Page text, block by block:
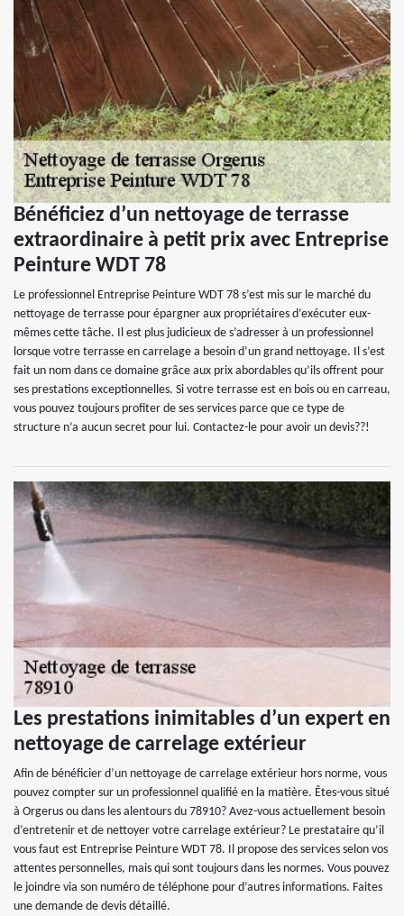
Bénéficiez d’un nettoyage de terrasse
extraordinaire à petit prix avec Entreprise
Peinture WDT 78
Le professionnel Entreprise Peinture WDT 78 s’est mis sur le marché du
nettoyage de terrasse pour épargner aux propriétaires d’exécuter eux-
mêmes cette tâche. Il est plus judicieux de s’adresser à un professionnel
lorsque votre terrasse en carrelage a besoin d’un grand nettoyage. Il s’est
fait un nom dans ce domaine grâce aux prix abordables qu’ils offrent pour
ses prestations exceptionnelles. Si votre terrasse est en bois ou en carreau,
vous pouvez toujours profiter de ses services parce que ce type de
structure n’a aucun secret pour lui. Contactez-le pour avoir un devis??!
Les prestations inimitables d’un expert en
nettoyage de carrelage extérieur
Afin de bénéficier d’un nettoyage de carrelage extérieur hors norme, vous
pouvez compter sur un professionnel qualifié en la matière. Êtes-vous situé
à Orgerus ou dans les alentours du 78910? Avez-vous actuellement besoin
d’entretenir et de nettoyer votre carrelage extérieur? Le prestataire qu’il
vous faut est Entreprise Peinture WDT 78. Il propose des services selon vos
attentes personnelles, mais qui sont toujours dans les normes. Vous pouvez
le joindre via son numéro de téléphone pour d’autres informations. Faites
une demande de devis détaillé.